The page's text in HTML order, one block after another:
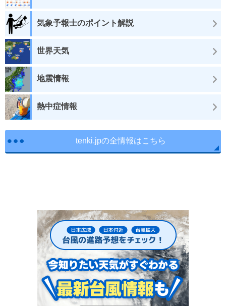
気象予報士のポイント解説
世界天気
地震情報
熱中症情報
tenki.jpの全情報はこちら